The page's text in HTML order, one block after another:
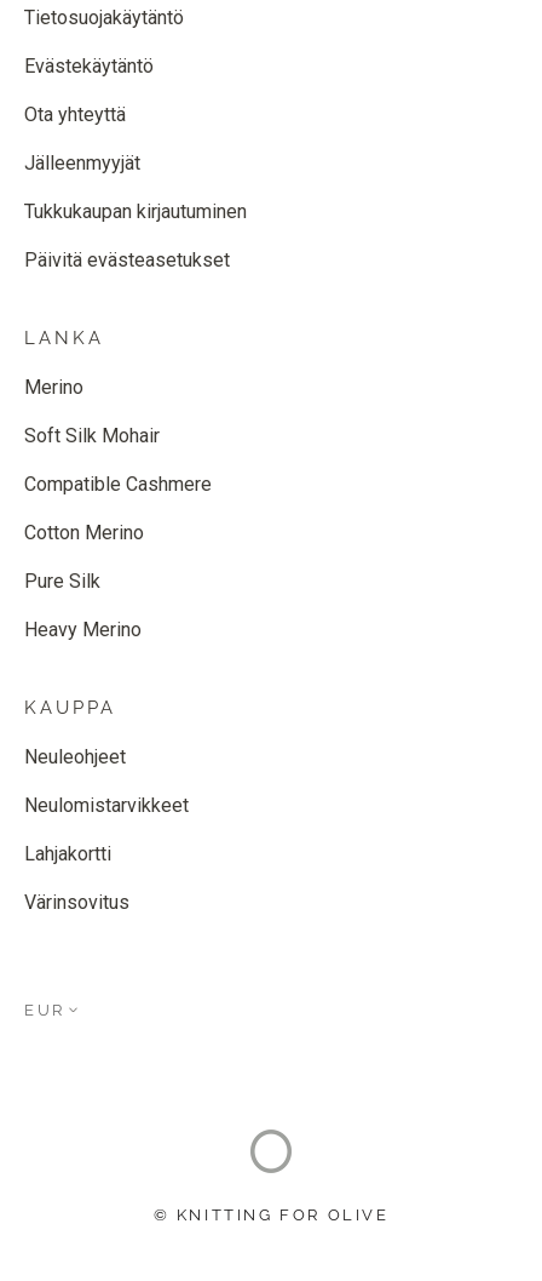
Tietosuojakäytäntö
Evästekäytäntö
Ota yhteyttä
Jälleenmyyjät
Tukkukaupan kirjautuminen
Päivitä evästeasetukset
LANKA
Merino
Soft Silk Mohair
Compatible Cashmere
Cotton Merino
Pure Silk
Heavy Merino
KAUPPA
Neuleohjeet
Neulomistarvikkeet
Lahjakortti
Värinsovitus
EUR
© KNITTING FOR OLIVE